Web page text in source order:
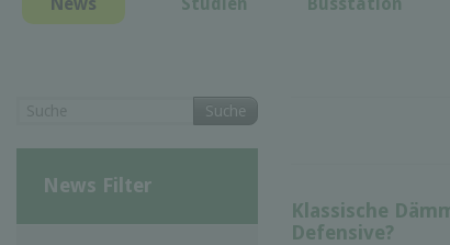
Klassische
Defensive?
Suche
News Filter